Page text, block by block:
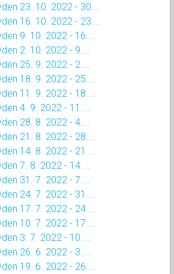
23. 10. 2022 - 30....
16. 10. 2022 - 23....
9. 10. 2022 - 16....
2. 10. 2022 - 9....
25. 9. 2022 - 2....
18. 9. 2022 - 25....
11. 9. 2022 - 18....
4. 9. 2022 - 11....
28. 8. 2022 - 4....
21. 8. 2022 - 28....
14. 8. 2022 - 21....
7. 8. 2022 - 14....
31. 7. 2022 - 7....
24. 7. 2022 - 31....
17. 7. 2022 - 24....
10. 7. 2022 - 17....
3. 7. 2022 - 10....
26. 6. 2022 - 3....
19. 6. 2022 - 26....